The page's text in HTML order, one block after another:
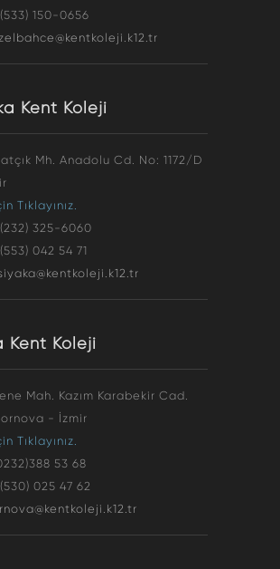
150-0656
Kent Koleji
Mh. Anadolu Cd. No: 1172/D
Tıklayınız.
325-6060
042 54 71
Kent Koleji
Mah. Kazım Karabekir Cad.
- İzmir
Tıklayınız.
53 68
025 47 62